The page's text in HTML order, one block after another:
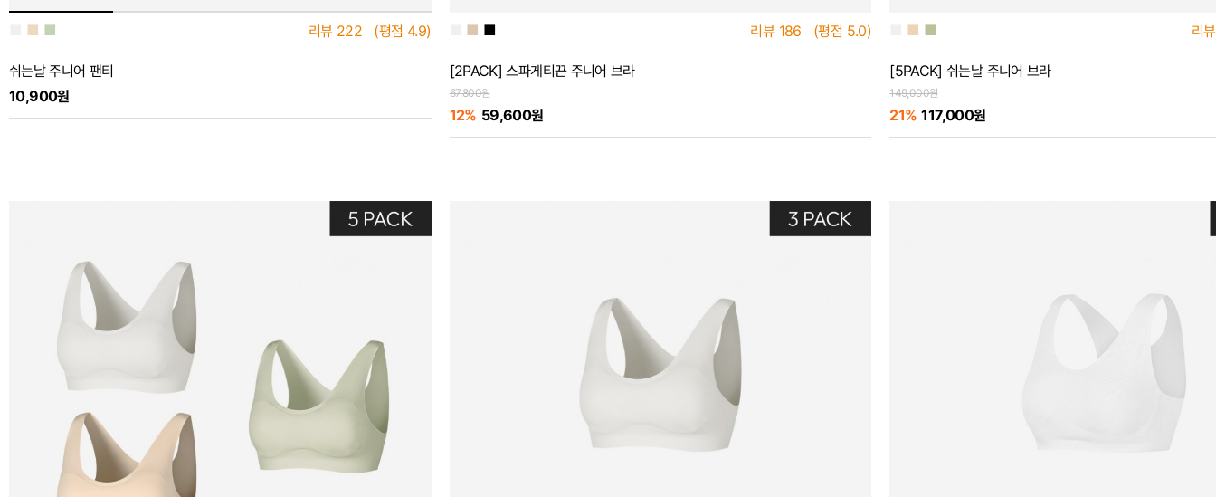
■ ■ 리뷰 222 (평점 4.9)
쉬는날 주니어 팬티
10,900원
■ ■ 리뷰 186 (평점 5.0)
[2PACK] 스파게티끈 주니어 브라
67,800원
12% 59,600원
■ ■ 리뷰
[5PACK] 쉬는날 주니어 브라
149,000원
21% 117,000원